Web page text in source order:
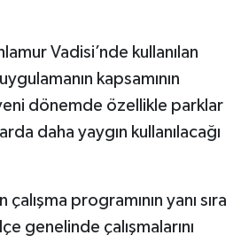
Vadisi’nde kullanılan
kapsamının
dönemde özellikle parklar
daha yaygın kullanılacağı
programının yanı sıra
genelinde çalışmalarını